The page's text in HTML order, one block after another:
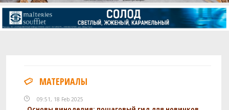
МАТЕРИАЛЫ
09:51, 18 Feb 2025